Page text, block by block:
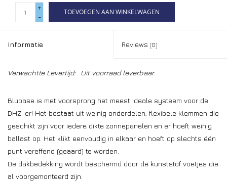
+
-
TOEVOEGEN AAN WINKELWAGEN
Informatie Reviews (0)
Verwachtte Levertijd: Uit voorraad leverbaar
Blubase is met voorsprong het meest ideale systeem voor de
DHZ-er! Het bestaat uit weinig onderdelen, flexibele klemmen die
geschikt zijn voor iedere dikte zonnepanelen en er hoeft weinig
ballast op. Het klikt eenvoudig in elkaar en hoeft op slechts één
punt vereffend (geaard) te worden.
De dakbedekking wordt beschermd door de kunststof voetjes die
al voorgemonteerd zijn.